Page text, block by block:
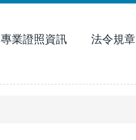
專業證照資訊 法令規章